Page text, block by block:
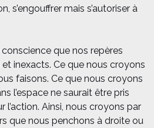
s’engouffrer mais s’autoriser à
que nos repères
inexacts. Ce que nous croyons
faisons. Ce que nous croyons
l’espace ne saurait être pris
Ainsi, nous croyons par
que nous penchons à droite ou